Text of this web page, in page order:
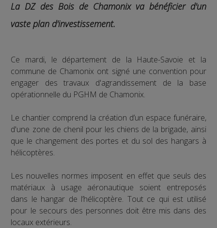
La DZ des Bois de Chamonix va bénéficier d'un
vaste plan d'investissement.
Ce mardi, le département de la Haute-Savoie et la
commune de Chamonix ont signé une convention pour
engager des travaux d'agrandissement de la base
opérationnelle du PGHM de Chamonix.
Le chantier comprend la création d’un espace funéraire,
d'une zone de chenil pour les chiens de la brigade, ainsi
que le changement des portes et du sol des hangars à
hélicoptères.
Les nouvelles normes imposent en effet que seuls des
matériaux à usage aéronautique soient entreposés
dans le hangar de l’hélicoptère. Tout ce qui est utilisé
pour le secours des personnes doit être mis dans des
locaux extérieurs.